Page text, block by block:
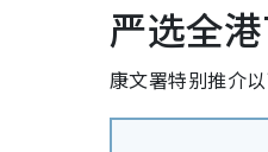
严选全
康文署特别推介